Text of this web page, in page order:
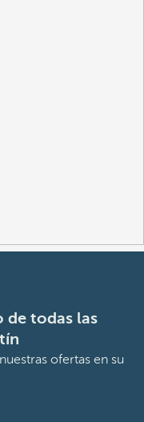
de todas las
ofertas en su